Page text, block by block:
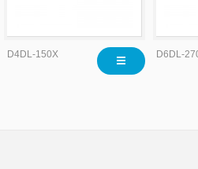
D4DL-150X D6DL-